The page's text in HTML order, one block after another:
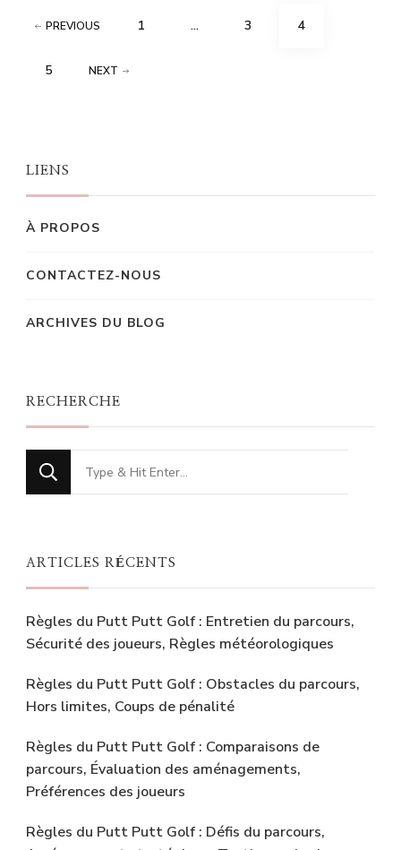
Posts
PREVIOUS PAGE
1 … PAGE
3 PAGE
4
PAGE
5 NEXT
LIENS
À PROPOS
CONTACTEZ-NOUS
ARCHIVES DU BLOG
RECHERCHE
Looking
for
ARTICLES RÉCENTS
Règles du Putt Putt Golf : Entretien du parcours,
Sécurité des joueurs, Règles météorologiques
Règles du Putt Putt Golf : Obstacles du parcours,
Hors limites, Coups de pénalité
Règles du Putt Putt Golf : Comparaisons de
parcours, Évaluation des aménagements,
Préférences des joueurs
Règles du Putt Putt Golf : Défis du parcours,